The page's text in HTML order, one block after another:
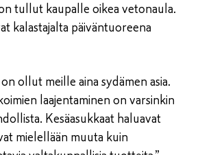
tullut kaupalle oikea vetonaula.
kalastajalta päiväntuoreena
ollut meille aina sydämen asia.
laajentaminen on varsinkin
Kesäasukkaat haluavat
mielellään muuta kuin